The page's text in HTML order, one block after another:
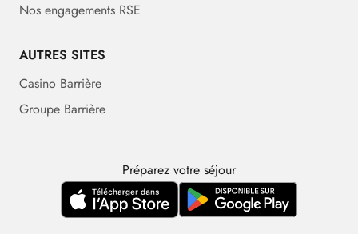
Nos engagements RSE
AUTRES SITES
Casino Barrière
Groupe Barrière
Préparez votre séjour